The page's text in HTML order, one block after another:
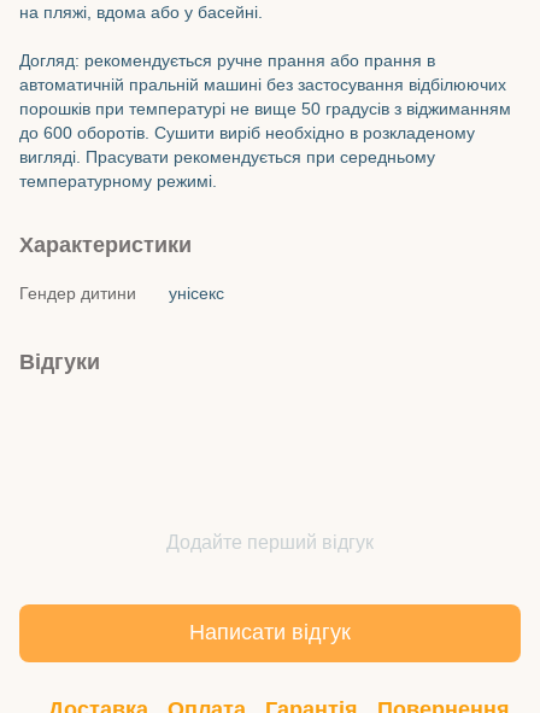
на пляжі, вдома або у басейні.
Догляд: рекомендується ручне прання або прання в
автоматичній пральній машині без застосування відбілюючих
порошків при температурі не вище 50 градусів з віджиманням
до 600 оборотів. Сушити виріб необхідно в розкладеному
вигляді. Прасувати рекомендується при середньому
температурному режимі.
Характеристики
Гендер дитини унісекс
Відгуки
Додайте перший відгук
Написати відгук